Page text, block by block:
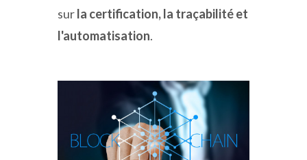
surla certification, la traçabilité et
l'automatisation.